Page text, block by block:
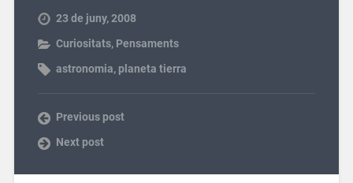
23 de juny, 2008
Curiositats, Pensaments
astronomia, planeta tierra
Previous post
Next post